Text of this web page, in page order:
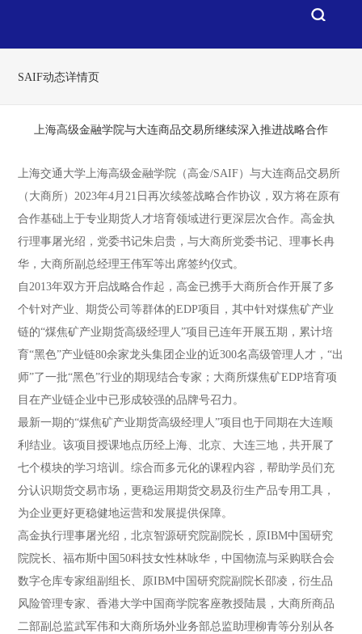
SAIF动态详情页
上海高级金融学院与大连商品交易所继续深入推进战略合作
上海交通大学上海高级金融学院（高金/SAIF）与大连商品交易所
（大商所）2023年4月21日再次续签战略合作协议，双方将在原有
合作基础上于专业期货人才培育领域进行更深层次合作。高金执
行理事屠光绍，党委书记朱启贵，与大商所党委书记、理事长冉
华，大商所副总经理王伟军等出席签约仪式。
自2013年双方开启战略合作起，高金已携手大商所合作开展了多
个针对产业、期货公司等群体的EDP项目，其中针对煤焦矿产业
链的“煤焦矿产业期货高级经理人”项目已连年开展五期，累计培
育“黑色”产业链80余家龙头集团企业的近300名高级管理人才，“出
师”了一批“黑色”行业的期现结合专家；大商所煤焦矿EDP培育项
目在产业链企业中已形成较强的品牌号召力。
最新一期的“煤焦矿产业期货高级经理人”项目也于同期在大连顺
利结业。该项目授课地点历经上海、北京、大连三地，共开展了
七个模块的学习培训。综合而多元化的课程内容，帮助学员们充
分认识期货交易市场，更稳运用期货交易及衍生产品专用工具，
为企业更好更稳健地运营和发展提供保障。
高金执行理事屠光绍，北京智源研究院副院长，原IBM中国研究
院院长、福布斯中国50科技女性林咏华，中国物流与采购联合会
数字仓库专家组副组长、原IBM中国研究院副院长邵凌，衍生品
风险管理专家、香港大学中国商学院客座教授陆晨，大商所商品
二部副总监武军伟和大商所场外业务部总监助理柳青等分别从各